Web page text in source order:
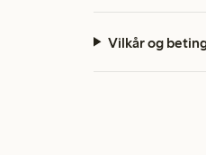
Vilkår og